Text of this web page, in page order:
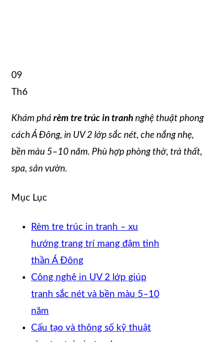
09
Th6
Khám phá rèm tre trúc in tranh nghệ thuật phong
cách Á Đông, in UV 2 lớp sắc nét, che nắng nhẹ,
bền màu 5–10 năm. Phù hợp phòng thờ, trà thất,
spa, sân vườn.
Mục Lục
Rèm tre trúc in tranh – xu
hướng trang trí mang đậm tinh
thần Á Đông
Công nghệ in UV 2 lớp giúp
tranh sắc nét và bền màu 5–10
năm
Cấu tạo và thông số kỹ thuật